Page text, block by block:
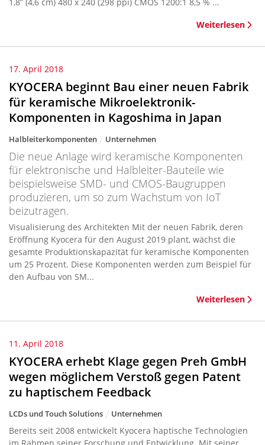
Weiterlesen
17. April 2018
KYOCERA beginnt Bau einer neuen Fabrik
für keramische Mikroelektronik-
Komponenten in Kagoshima in Japan
Halbleiterkomponenten Unternehmen
Die neue Anlage wird keramische Komponenten
für elektronische und Halbleiter-Bauteile wie
beispielsweise SMD- und CMOS-Baugruppen
produzieren, um so zum Wachstum von IoT
beizutragen.
Visualisierung des Architekten Mit der neuen Fabrik, deren
Eröffnung Kyocera für den August 2019 plant, wächst die
gesamte Produktionskapazität für keramische Komponenten
um 25 Prozent. Diese Komponenten werden zum Beispiel für
den Aufbau von SM...
Weiterlesen
11. April 2018
KYOCERA erhebt Klage gegen Preh GmbH
wegen möglichem Verstoß gegen Patent
zu haptischem Feedback
LCDs und Touch Solutions Unternehmen
Bereits seit 2008 entwickelt Kyocera haptische Technologien